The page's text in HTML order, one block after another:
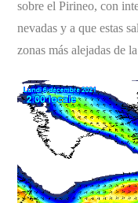
sobre el Pirineo, con
nevadas y a que estas
zonas más alejadas de